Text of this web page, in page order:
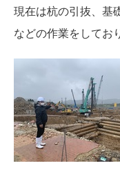
現在は杭の引抜、基
などの作業をしてお